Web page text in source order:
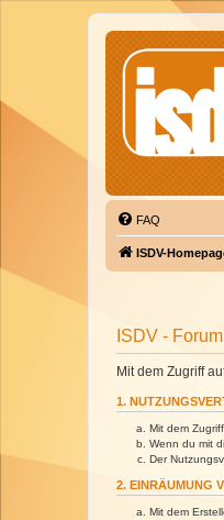
FAQ
ISDV-
ISDV -
Mit dem Zugriff
1.
Mit dem
Wenn du mit
Der
2. EINRÄUMUNG
Mit dem